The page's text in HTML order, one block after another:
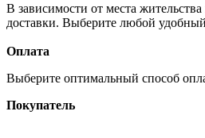
В зависимости от места
доставки. Выберите любой
Оплата
Выберите оптимальный способ
Покупатель